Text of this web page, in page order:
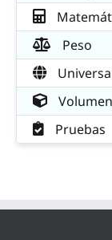
Peso
Volumen
Pruebas